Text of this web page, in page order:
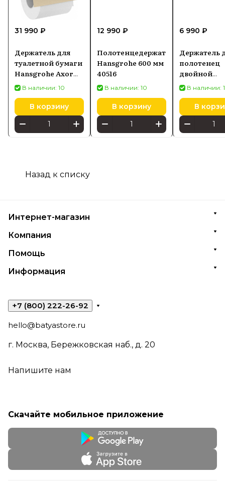
31 990 ₽
Держатель для
туалетной бумаги
Hansgrohe Axor
Montreux
42036820
В наличии: 10
В корзину
12 990 ₽
Полотенцедержатель
Hansgrohe 600 мм
40516
В наличии: 10
В корзину
6 990 ₽
Держатель
полотенец
двойной
Hansgrohe
Addstoris,
41770000
В наличии:
В
Назад к списку
Интернет-магазин
Компания
Помощь
Информация
+7 (800) 222-26-92
hello@batyastore.ru
г. Москва, Бережковская наб., д. 20
Напишите нам
Скачайте мобильное приложение